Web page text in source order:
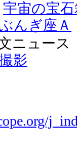
宇宙の宝
んぎ座Ａ
ニュース
影